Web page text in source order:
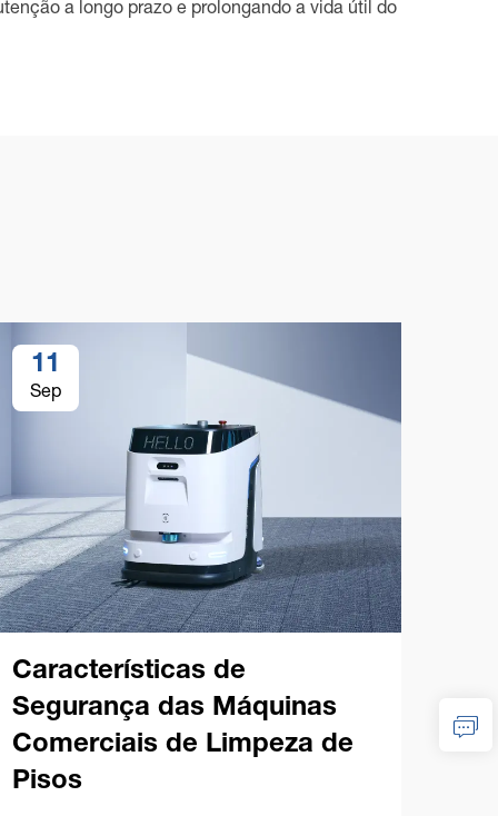
a longo prazo e prolongando a vida útil do
11
Sep
Características de
Segurança das Máquinas
Comerciais de Limpeza de
Pisos